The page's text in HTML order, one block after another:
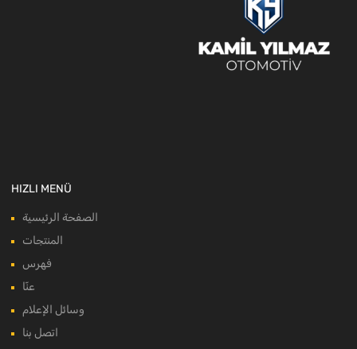
HIZLI MENÜ
الصفحة الرئيسية
المنتجات
فهرس
عنّا
وسائل الإعلام
اتصل بنا